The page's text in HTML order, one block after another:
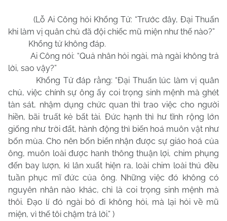
(Lỗ Ai Công hỏi Khổng Tử: “Trước đây, Đại Thuấn
khi làm vị quân chủ đã đội chiếc mũ miện như thế nào?”
Khổng tử không đáp.
Ai Công nói: “Quả nhân hỏi ngài, mà ngài không trả
lời, sao vậy?”
Khổng Tử đáp rằng: “Đại Thuấn lúc làm vị quân
chủ, việc chính sự ông ấy coi trọng sinh mệnh mà ghét
tàn sát, nhậm dụng chức quan thì trao việc cho người
hiền, bãi truất kẻ bất tài. Đức hạnh thì hư tĩnh rộng lớn
giống như trời đất, hành động thì biến hoá muôn vật như
bốn mùa. Cho nên bốn biển nhận được sự giáo hoá của
ông, muôn loài được hanh thông thuận lợi, chim phụng
đến bay lượn, kì lân xuất hiện ra, loài chim loài thú đều
tuần phục mĩ đức của ông. Những việc đó không có
nguyên nhân nào khác, chỉ là coi trọng sinh mệnh mà
thôi. Đạo lí đó ngài bỏ đi không hỏi, mà lại hỏi về mũ
miện, vì thế tôi chậm trả lời.” )